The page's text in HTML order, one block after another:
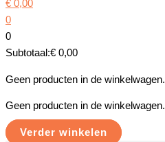
€ 0,00
0
0
Subtotaal:€ 0,00
Geen producten in de winkelwagen.
Geen producten in de winkelwagen.
Verder winkelen